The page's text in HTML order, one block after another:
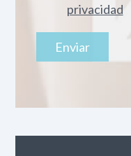
privacidad